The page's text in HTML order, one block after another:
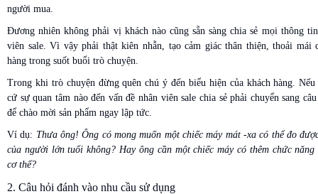
người mua.
Đương nhiên không phải vị khách nào cũng sẵn sàng chia sẻ mọi thông
viên sale. Vì vậy phải thật kiên nhẫn, tạo cảm giác thân thiện, thoải mái
hàng trong suốt buổi trò chuyện.
Trong khi trò chuyện đừng quên chú ý đến biểu hiện của khách hàng.
cứ sự quan tâm nào đến vấn đề nhân viên sale chia sẻ phải chuyển sang
để chào mời sản phẩm ngay lập tức.
Ví dụ: Thưa ông! Ông có mong muốn một chiếc máy mát -xa có thể đo
của người lớn tuổi không? Hay ông cần một chiếc máy có thêm chức
cơ thể?
2. Câu hỏi đánh vào nhu cầu sử dụng